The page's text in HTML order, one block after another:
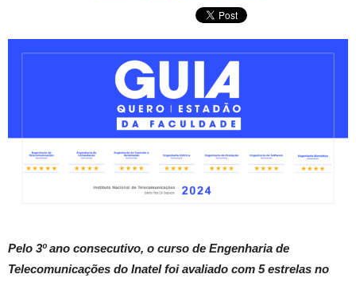
Pelo 3º ano consecutivo, o curso de Engenharia de
Telecomunicações do Inatel foi avaliado com 5 estrelas no